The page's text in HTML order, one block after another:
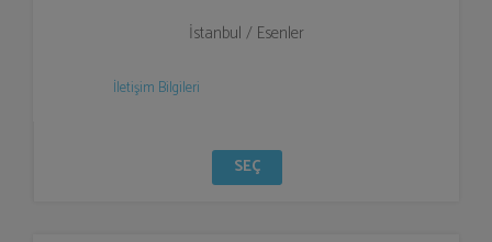
İstanbul / Esenler
İletişim Bilgileri
SEÇ